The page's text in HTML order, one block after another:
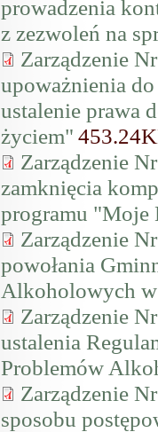
prowadzenia
z zezwoleń na
Zarządzenie
upoważnienia
ustalenie prawa
życiem"
Zarządzenie
zamknięcia
programu
Zarządzenie
powołania
Alkoholowych
Zarządzenie
ustalenia
Problemów
Zarządzenie
sposobu